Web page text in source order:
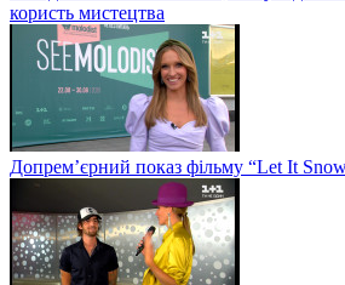
користь мистецтва
Допрем’єрний показ фільму “Let It